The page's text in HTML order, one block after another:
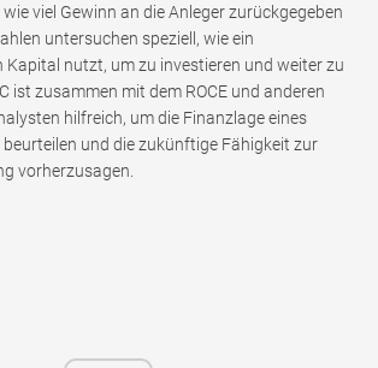
viel Gewinn an die Anleger zurückgegeben
untersuchen speziell, wie ein
Kapital nutzt, um zu investieren und weiter zu
ist zusammen mit dem ROCE und anderen
hilfreich, um die Finanzlage eines
und die zukünftige Fähigkeit zur
vorherzusagen.